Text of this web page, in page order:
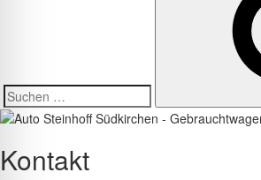
Suche
nach:
Kontakt